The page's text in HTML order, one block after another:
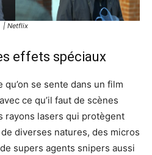
| Netflix
effets spéciaux
se sente dans un film
ce qu’il faut de scènes
rayons lasers qui protègent
diverses natures, des micros
supers agents snipers aussi